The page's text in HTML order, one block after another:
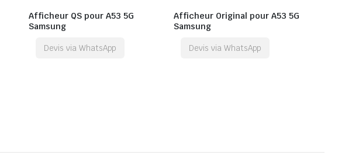
Afficheur QS pour A53 5G
Samsung
Devis via WhatsApp
Afficheur Original pour A53 5G
Samsung
Devis via WhatsApp